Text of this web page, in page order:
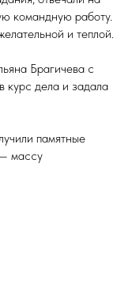
командную работу.
и теплой.
Брагичева с
курс дела и задала
памятные
массу